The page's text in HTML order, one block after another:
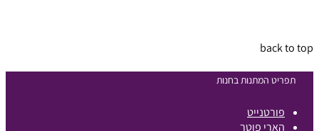
back to top
תפריט המתנות בחנות
פורטנייט
הארי פוטר